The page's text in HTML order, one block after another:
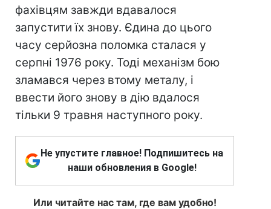
фахівцям завжди вдавалося
запустити їх знову. Єдина до цього
часу серйозна поломка сталася у
серпні 1976 року. Тоді механізм бою
зламався через втому металу, і
ввести його знову в дію вдалося
тільки 9 травня наступного року.
Не упустите главное! Подпишитесь на
наши обновления в Google!
Или читайте нас там, где вам удобно!